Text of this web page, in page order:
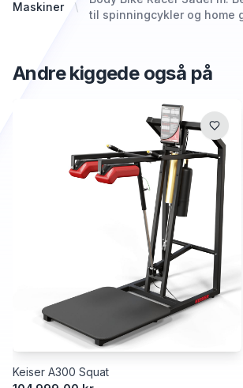
Maskiner
til spinningcykler og home
Andre kiggede også på
Keiser A300 Squat